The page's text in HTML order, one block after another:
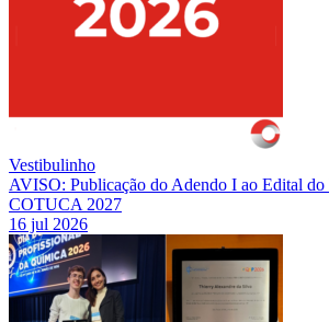
Vestibulinho
AVISO: Publicação do Adendo I ao Edital do
COTUCA 2027
16 jul 2026